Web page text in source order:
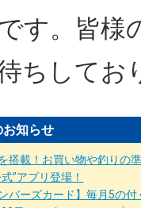
す。皆様
ちしてお
お知らせ
搭載！お買い物や釣りの
”アプリ登場！
バーズカード】毎月5の付